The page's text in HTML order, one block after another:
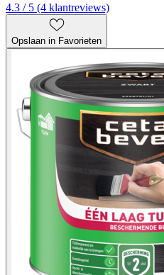
4.3 / 5 (4 klantreviews)
Opslaan in Favorieten